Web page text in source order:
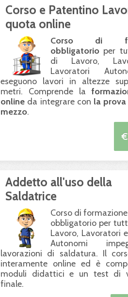
Corso e Patentino
quota online
Corso di
obbligatorioper
di Lavoro,
Lavoratori
eseguono lavori in altezze
metri. Comprende la
online da integrare con la
mezzo.
Addetto all'uso della
Saldatrice
Corso di
obbligatorio per
Lavoro, Lavoratori
Autonomi
lavorazioni di saldatura. Il
interamente online ed è
moduli didattici e un test di
finale.